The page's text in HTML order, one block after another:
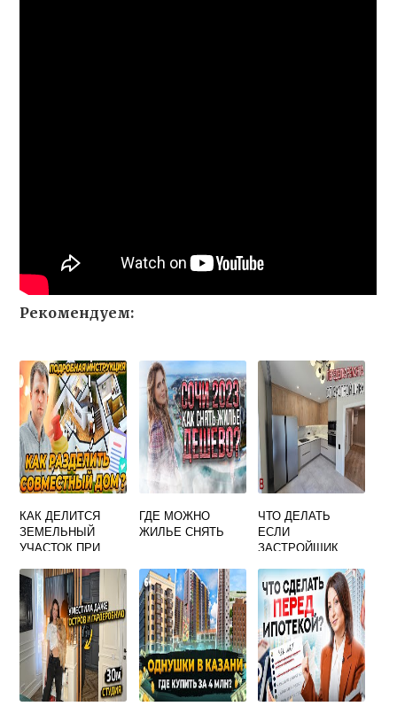
Рекомендуем:
КАК ДЕЛИТСЯ
ЗЕМЕЛЬНЫЙ
УЧАСТОК ПРИ
СОБСТВЕННОСТИ
НА ДОМ
ГДЕ МОЖНО
ЖИЛЬЕ СНЯТЬ
ЧТО ДЕЛАТЬ
ЕСЛИ
ЗАСТРОЙЩИК
ПЛОЩАДЬ
КВАРТИРЫ И
ТРЕБУЕТ
ДОПЛАТЫ